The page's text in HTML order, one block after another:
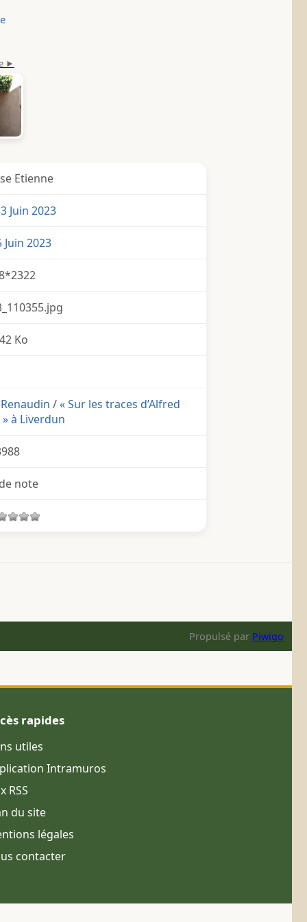
Etienne
Juin 2023
2023
Ko
/« Sur les traces d’Alfred
à Liverdun
note
Propulsé par Piwigo
rapides
utiles
Intramuros
RSS
du site
légales
contacter